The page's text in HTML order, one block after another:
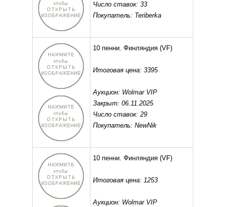
Число ставок: 33
Покупатель: Teriberka
10 пенни. Финляндия(VF)
Итоговая цена: 3395
Аукцион: Wolmar VIP
Закрыт: 06.11.2025
Число ставок: 29
Покупатель: NewNik
10 пенни. Финляндия(VF)
Итоговая цена: 1253
Аукцион: Wolmar VIP